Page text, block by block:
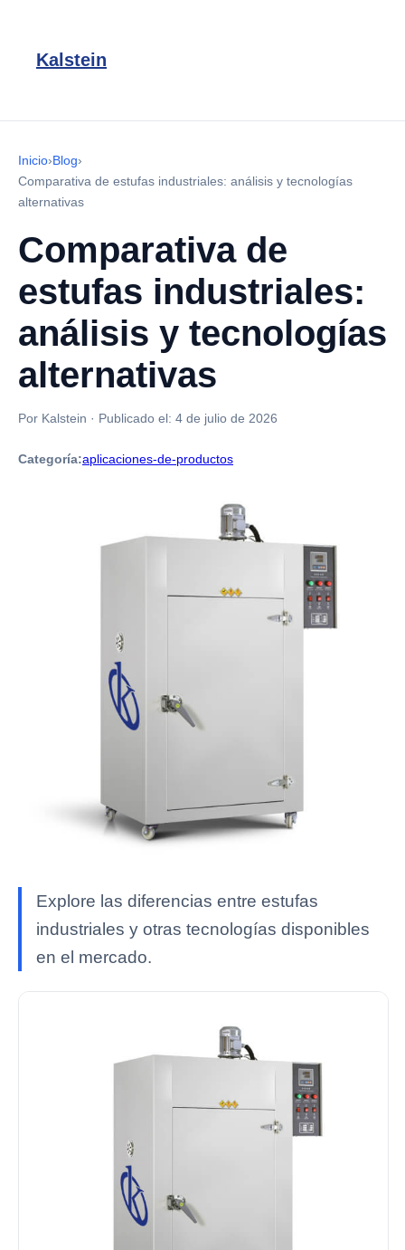
Kalstein
Inicio›Blog›
Comparativa de estufas industriales: análisis y tecnologías
alternativas
Comparativa de
estufas industriales:
análisis y tecnologías
alternativas
Por Kalstein · Publicado el: 4 de julio de 2026
Categoría:aplicaciones-de-productos
Explore las diferencias entre estufas
industriales y otras tecnologías disponibles
en el mercado.